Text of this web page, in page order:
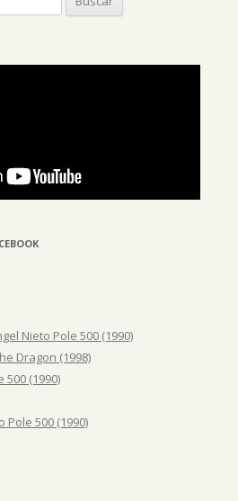
Nieto Pole 500 (1990)
Dragon (1998)
500 (1990)
Pole 500 (1990)